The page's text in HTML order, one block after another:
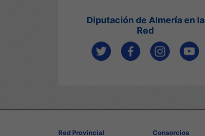
Diputación de Almería en la
Red
Red Provincial Consorcios